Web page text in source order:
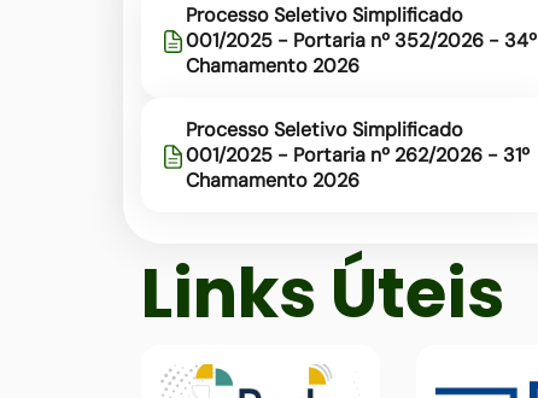
Processo Seletivo Simplificado
001/2025 - Portaria nº 352/2026 - 34º
Chamamento 2026
Processo Seletivo Simplificado
001/2025 - Portaria nº 262/2026 - 31º
Chamamento 2026
Seção Links ÚteisLinks Úteis